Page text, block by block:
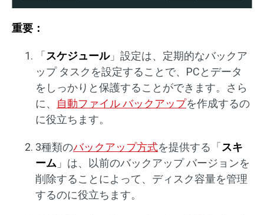
重要：
「スケジュール」設定は、定期的なバックア
ップ タスクを設定することで、PCとデータ
をしっかりと保護することができます。さら
に、 自動ファイル バックアップを作成するの
に役立ちます。
3種類のバックアップ方式を提供する「スキ
ーム 」は、以前のバックアップ バージョンを
削除することによって、ディスク容量を管理
するのに役立ちます。